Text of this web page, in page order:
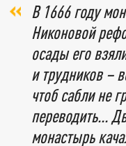
В 1666 году
Никоновой
осады его
и трудников –
чтоб сабли не
переводить...
монастырь